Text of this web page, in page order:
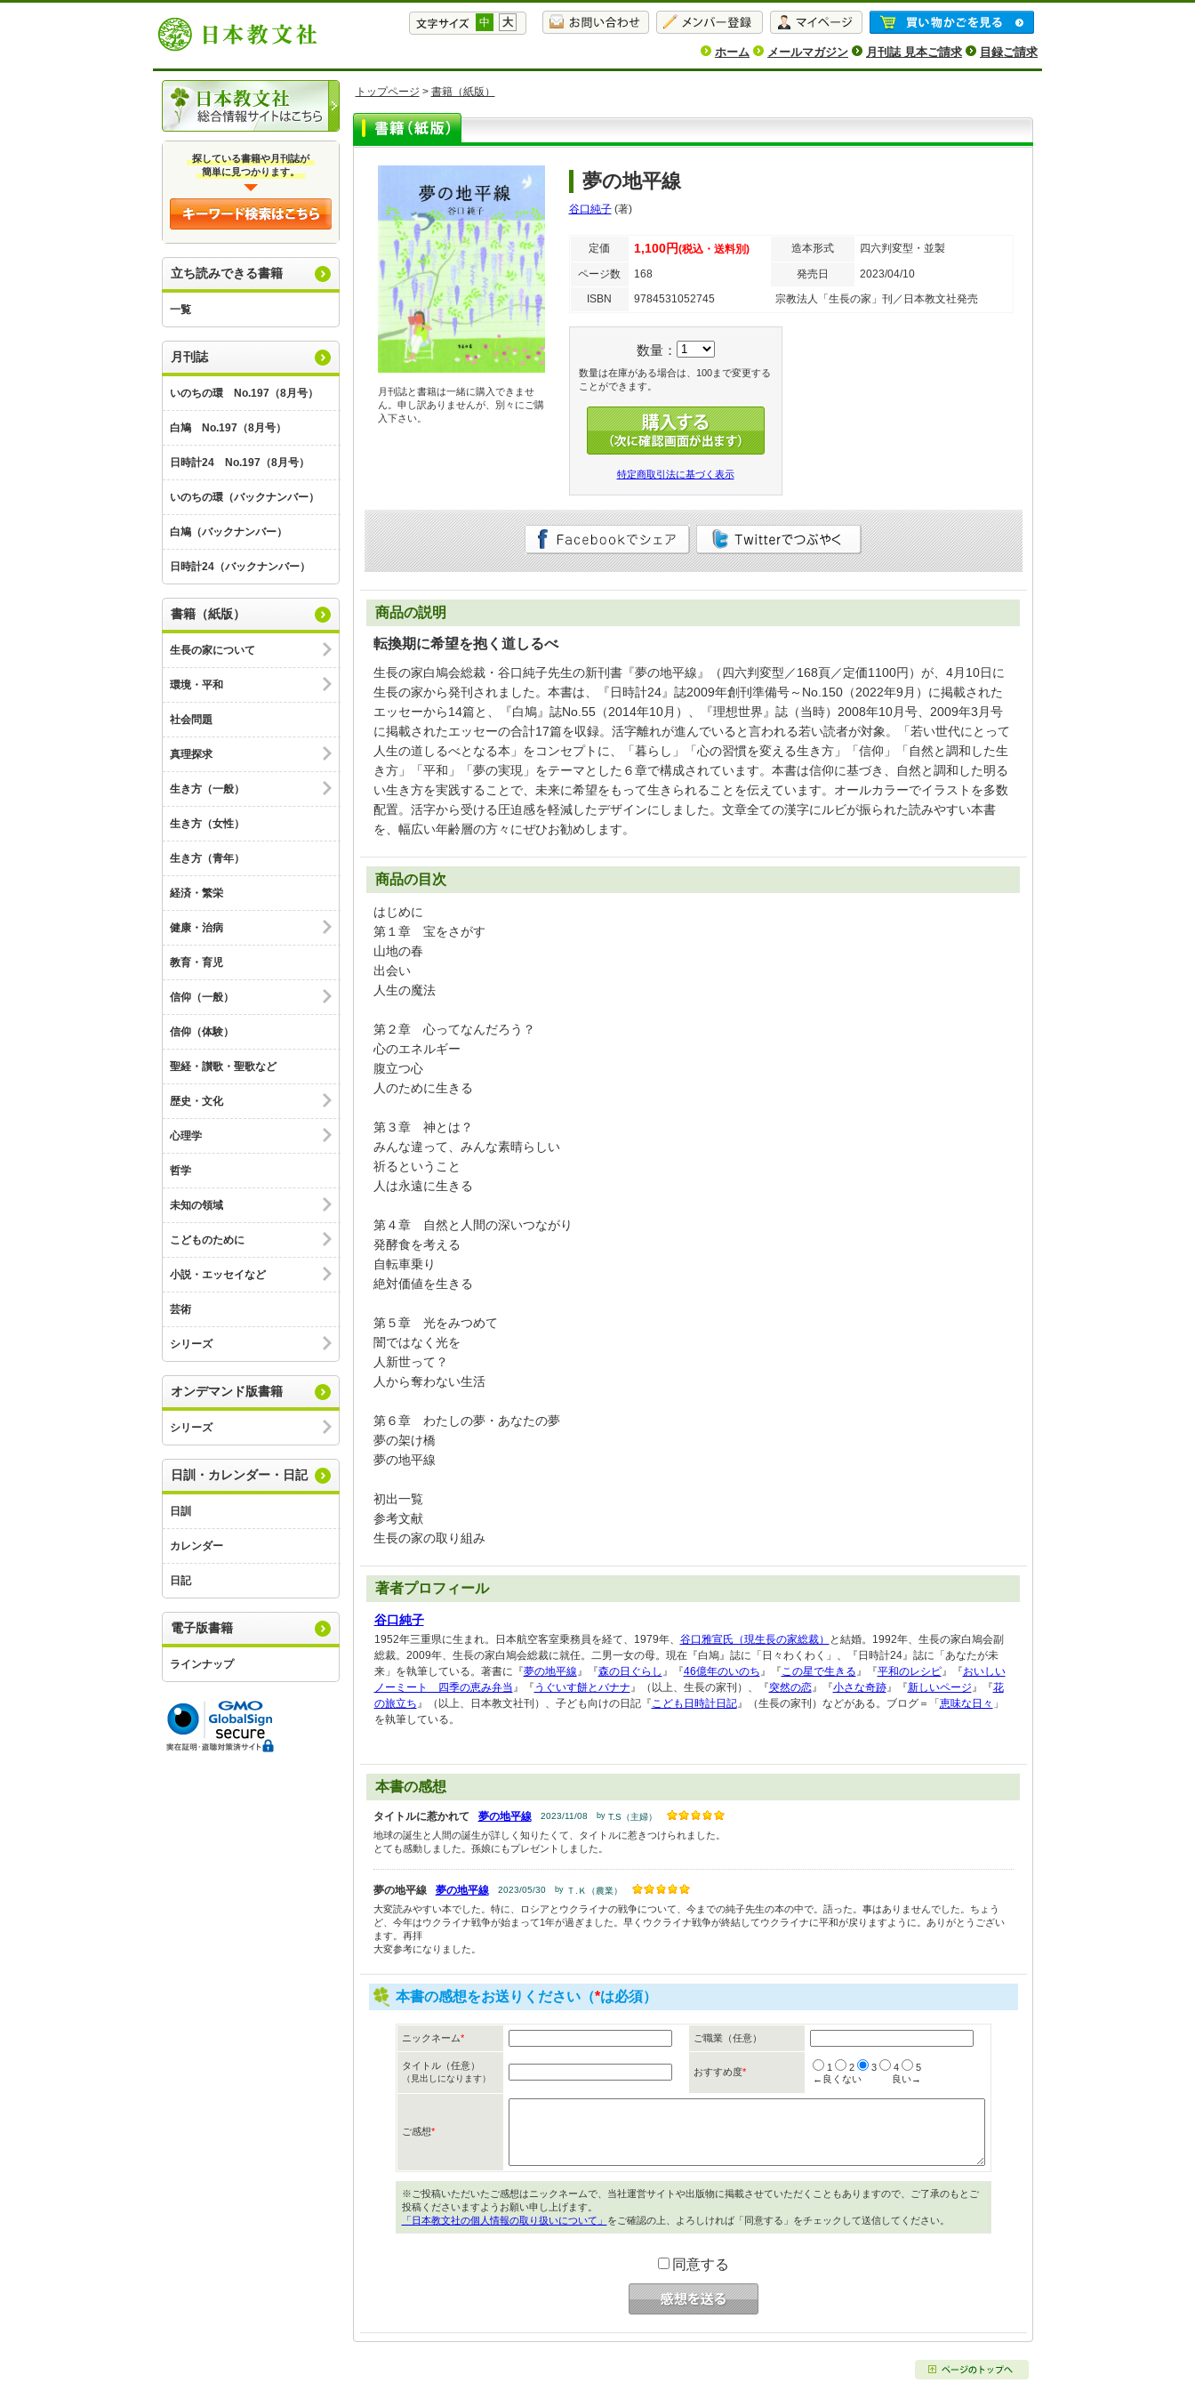
中 大
ホーム メールマガジン 月刊誌 見本ご請求 目録ご請求
探している書籍や月刊誌が
簡単に見つかります。
立ち読みできる書籍
一覧
月刊誌
いのちの環 No.197（8月号）
白鳩 No.197（8月号）
日時計24 No.197（8月号）
いのちの環（バックナンバー）
白鳩（バックナンバー）
日時計24（バックナンバー）
書籍（紙版）
生長の家について
環境・平和
社会問題
真理探求
生き方（一般）
生き方（女性）
生き方（青年）
経済・繁栄
健康・治病
教育・育児
信仰（一般）
信仰（体験）
聖経・讃歌・聖歌など
歴史・文化
心理学
哲学
未知の領域
こどものために
小説・エッセイなど
芸術
シリーズ
オンデマンド版書籍
シリーズ
日訓・カレンダー・日記
日訓
カレンダー
日記
電子版書籍
ラインナップ
トップページ > 書籍（紙版）
月刊誌と書籍は一緒に購入できませ
ん。申し訳ありませんが、別々にご購
入下さい。
夢の地平線
谷口純子 (著)
定価 1,100円(税込・送料別) 造本形式 四六判変型・並製
ページ数 168 発売日
2023/04/10
ISBN
9784531052745 宗教法人「生長の家」刊／日本教文社発売
数量：
数量は在庫がある場合は、100まで変更する
ことができます。
特定商取引法に基づく表示
商品の説明
転換期に希望を抱く道しるべ
生長の家白鳩会総裁・谷口純子先生の新刊書『夢の地平線』（四六判変型／168頁／定価1100円）が、4月10日に
生長の家から発刊されました。本書は、『日時計24』誌2009年創刊準備号～No.150（2022年9月）に掲載された
エッセーから14篇と、『白鳩』誌No.55（2014年10月）、『理想世界』誌（当時）2008年10月号、2009年3月号
に掲載されたエッセーの合計17篇を収録。活字離れが進んでいると言われる若い読者が対象。「若い世代にとって
人生の道しるべとなる本」をコンセプトに、「暮らし」「心の習慣を変える生き方」「信仰」「自然と調和した生
き方」「平和」「夢の実現」をテーマとした６章で構成されています。本書は信仰に基づき、自然と調和した明る
い生き方を実践することで、未来に希望をもって生きられることを伝えています。オールカラーでイラストを多数
配置。活字から受ける圧迫感を軽減したデザインにしました。文章全ての漢字にルビが振られた読みやすい本書
を、幅広い年齢層の方々にぜひお勧めします。
商品の目次
はじめに
第１章 宝をさがす
山地の春
出会い
人生の魔法
第２章 心ってなんだろう？
心のエネルギー
腹立つ心
人のために生きる
第３章 神とは？
みんな違って、みんな素晴らしい
祈るということ
人は永遠に生きる
第４章 自然と人間の深いつながり
発酵食を考える
自転車乗り
絶対価値を生きる
第５章 光をみつめて
闇ではなく光を
人新世って？
人から奪わない生活
第６章 わたしの夢・あなたの夢
夢の架け橋
夢の地平線
初出一覧
参考文献
生長の家の取り組み
著者プロフィール
谷口純子
1952年三重県に生まれ。日本航空客室乗務員を経て、1979年、 谷口雅宣氏（現生長の家総裁）
と結婚。1992年、生長の家白鳩会副
総裁。2009年、生長の家白鳩会総裁に就任。二男一女の母。現在『白鳩』誌に「日々わくわく」、『日時計24』誌に「あなたが未
来」を執筆している。著書に『夢の地平線』『森の日ぐらし 』『46億年のいのち』『この星で生きる』『平和のレシピ』『おいしい
ノーミート 四季の恵み弁当』『 うぐいす餅とバナナ』（以上、生長の家刊）、『突然の恋』『小さな奇跡』『新しいページ』『花
の旅立ち』（以上、日本教文社刊）、子ども向けの日記『こども日時計日記』（生長の家刊）などがある。ブログ＝「 恵味な日々 」
を執筆している。
本書の感想
タイトルに惹かれて 夢の地平線 2023/11/08 by T.S（主婦）
地球の誕生と人間の誕生が詳しく知りたくて、タイトルに惹きつけられました。
とても感動しました。孫娘にもプレゼントしました。
夢の地平線 夢の地平線 2023/05/30 by Ｔ.Ｋ（農業）
大変読みやすい本でした。特に、ロシアとウクライナの戦争について、今までの純子先生の本の中で。語った。事はありませんでした。ちょう
ど、今年はウクライナ戦争が始まって1年が過ぎました。早くウクライナ戦争が終結してウクライナに平和が戻りますように。ありがとうござい
ます。再拝
大変参考になりました。
本書の感想をお送りください（*は必須）
ニックネーム* ご職業（任意）
タイトル（任意）
（見出しになります）
おすすめ度* 1 2 3 4
5
←良くない
良い→
ご感想*
※ご投稿いただいたご感想はニックネームで、当社運営サイトや出版物に掲載させていただくこともありますので、ご了承のもとご
投稿くださいますようお願い申し上げます。
「日本教文社の個人情報の取り扱いについて」 をご確認の上、よろしければ「同意する」をチェックして送信してください。
同意する